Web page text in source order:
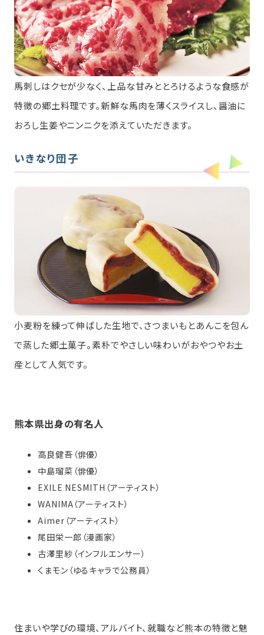
馬刺しはクセが少なく、上品な甘みととろけるような食感が
特徴の郷土料理です。新鮮な馬肉を薄くスライスし、醤油に
おろし生姜やニンニクを添えていただきます。
いきなり団子
小麦粉を練って伸ばした生地で、さつまいもとあんこを包ん
で蒸した郷土菓子。素朴でやさしい味わいがおやつやお土
産として人気です。
熊本県出身の有名人
高良健吾（俳優）
中島瑠菜（俳優）
EXILE NESMITH（アーティスト）
WANIMA（アーティスト）
Aimer（アーティスト）
尾田栄一郎（漫画家）
古澤里紗（インフルエンサー）
くまモン（ゆるキャラで公務員）
住まいや学びの環境、アルバイト、就職など熊本の特徴と魅